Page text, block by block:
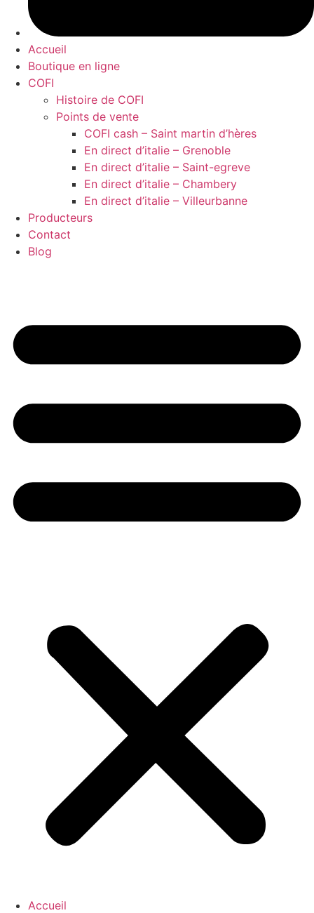
Accueil
Boutique en ligne
COFI
Histoire de COFI
Points de vente
COFI cash – Saint martin d’hères
En direct d’italie – Grenoble
En direct d’italie – Saint-egreve
En direct d’italie – Chambery
En direct d’italie – Villeurbanne
Producteurs
Contact
Blog
Accueil